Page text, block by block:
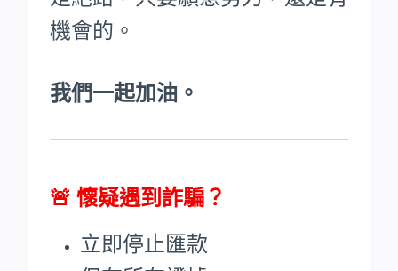
機會的。
我們一起加油。
🚨 懷疑遇到詐騙？
立即停止匯款